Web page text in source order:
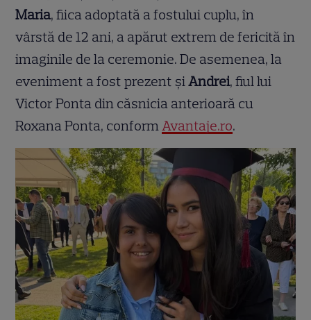
Maria, fiica adoptată a fostului cuplu, în
vârstă de 12 ani, a apărut extrem de fericită în
imaginile de la ceremonie. De asemenea, la
eveniment a fost prezent șiAndrei, fiul lui
Victor Ponta din căsnicia anterioară cu
Roxana Ponta, conformAvantaje.ro.